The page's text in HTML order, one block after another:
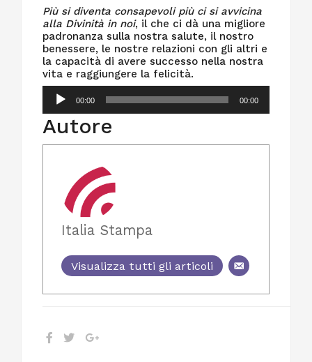
Più si diventa consapevoli più ci si avvicina
alla Divinità in noi, il che ci dà una migliore
padronanza sulla nostra salute, il nostro
benessere, le nostre relazioni con gli altri e
la capacità di avere successo nella nostra
vita e raggiungere la felicità.
Audio
Player
00:00 00:00
Autore
Italia Stampa
Visualizza tutti gli articoli